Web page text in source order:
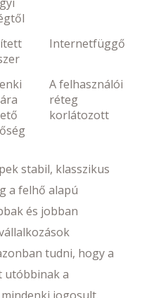
Internetfüggő
A felhasználói
réteg
korlátozott
stabil, klasszikus
a felhő alapú
és jobban
tudni, hogy a
utóbbinak a
jogosult.